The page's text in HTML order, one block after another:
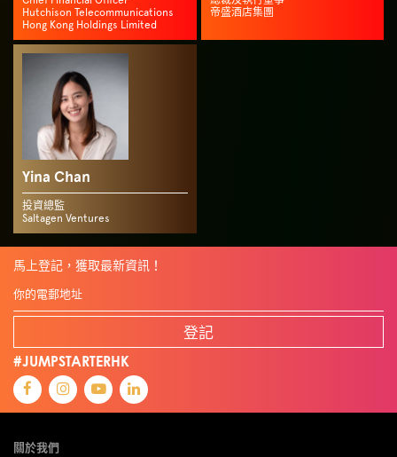
Hutchison Telecommunications
Hong Kong Holdings Limited
帝盛酒店集團
Yina Chan
投資總監
Saltagen Ventures
馬上登記，獲取最新資訊！
登記
#JUMPSTARTERHK
關於我們